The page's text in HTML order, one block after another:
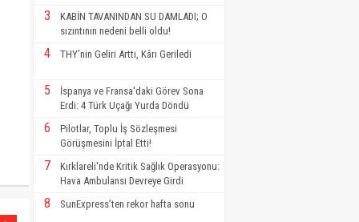
3
KABİN TAVANINDAN SU DAMLADI; O
sızıntının nedeni belli oldu!
4 THY’nin Geliri Arttı, Kârı Geriledi
5
İspanya ve Fransa'daki Görev Sona
Erdi: 4 Türk Uçağı Yurda Döndü
6
Pilotlar, Toplu İş Sözleşmesi
Görüşmesini İptal Etti!
7
Kırklareli'nde Kritik Sağlık Operasyonu:
Hava Ambulansı Devreye Girdi
8 SunExpress’ten rekor hafta sonu